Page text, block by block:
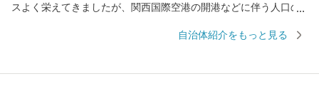
スよく栄えてきましたが、関西国際空港の開港などに伴う人口の
由来は、中世以来の村名「佐野」に旧国名和泉を冠したもので、
自治体紹介をもっと見る